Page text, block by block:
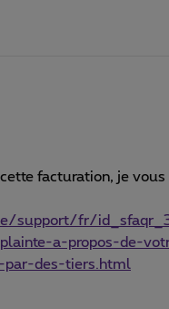
facturation, je
support/fr/
a-propos-de-
des-tiers.html